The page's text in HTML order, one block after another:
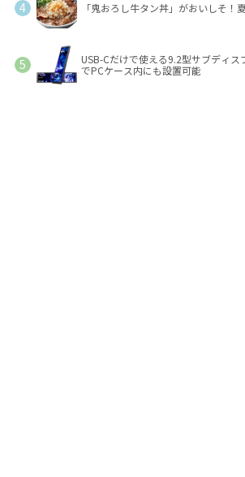
「鬼おろし牛タン丼」がおいしそ！
USB-Cだけで使える9.2型サブディ
でPCケース内にも設置可能